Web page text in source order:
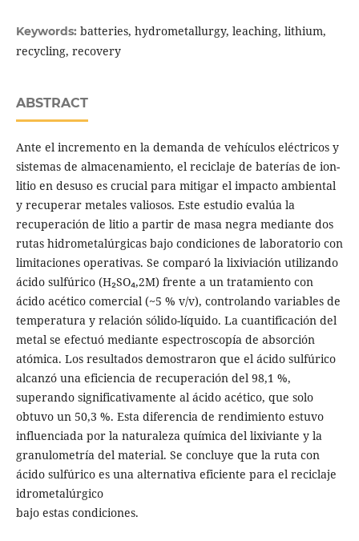
Keywords: batteries, hydrometallurgy, leaching, lithium,
recycling, recovery
ABSTRACT
Ante el incremento en la demanda de vehículos eléctricos y
sistemas de almacenamiento, el reciclaje de baterías de ion-
litio en desuso es crucial para mitigar el impacto ambiental
y recuperar metales valiosos. Este estudio evalúa la
recuperación de litio a partir de masa negra mediante dos
rutas hidrometalúrgicas bajo condiciones de laboratorio con
limitaciones operativas. Se comparó la lixiviación utilizando
ácido sulfúrico (H₂SO₄,2M) frente a un tratamiento con
ácido acético comercial (~5 % v/v), controlando variables de
temperatura y relación sólido-líquido. La cuantificación del
metal se efectuó mediante espectroscopía de absorción
atómica. Los resultados demostraron que el ácido sulfúrico
alcanzó una eficiencia de recuperación del 98,1 %,
superando significativamente al ácido acético, que solo
obtuvo un 50,3 %. Esta diferencia de rendimiento estuvo
influenciada por la naturaleza química del lixiviante y la
granulometría del material. Se concluye que la ruta con
ácido sulfúrico es una alternativa eficiente para el reciclaje
idrometalúrgico
bajo estas condiciones.